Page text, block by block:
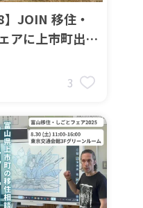
JOIN 移住・
アに上市町出
3